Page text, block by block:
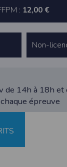
: 12,00 €
Non-
de 14h à 18h
épreuve
the photos you